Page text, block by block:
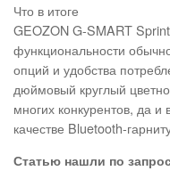
Что в итоге
GEOZON G-SMART
функциональности
опций и удобства
дюймовый круглый
многих конкурентов, да и
качестве Bluetooth-
Статью нашли по